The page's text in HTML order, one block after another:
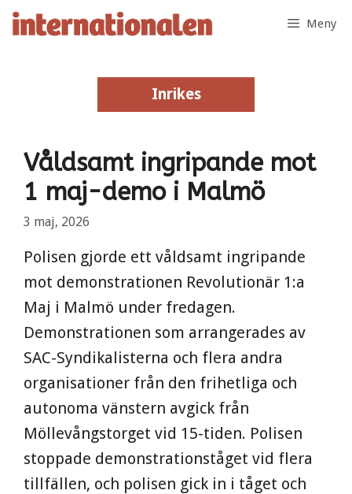
Hoppa
Meny
Inrikes
Inrikes
Våldsamt ingripande mot
1 maj-demo i Malmö
3 maj, 2026
Polisen gjorde ett våldsamt ingripande
mot demonstrationen Revolutionär 1:a
Maj i Malmö under fredagen.
Demonstrationen som arrangerades av
SAC-Syndikalisterna och flera andra
organisationer från den frihetliga och
autonoma vänstern avgick från
Möllevångstorget vid 15-tiden. Polisen
stoppade demonstrationståget vid flera
tillfällen, och polisen gick in i tåget och